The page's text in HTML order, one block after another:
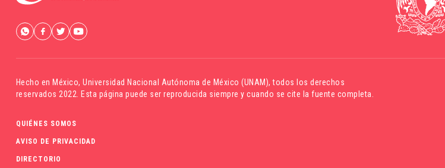
Hecho en México,Universidad Nacional Autónoma de México (UNAM), todos los derechos
reservados 2022. Esta página puede ser reproducida siempre y cuando se cite la fuente completa.
QUIÉNES SOMOS
AVISO DE PRIVACIDAD
DIRECTORIO